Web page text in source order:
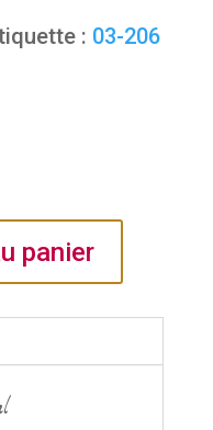
: 03-206
panier